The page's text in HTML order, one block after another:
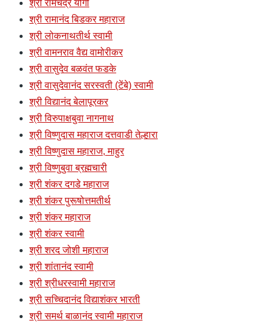
श्री रामचंद्र योगी
श्री रामानंद बिडकर महाराज
श्री लोकनाथतीर्थ स्वामी
श्री वामनराव वैद्य वामोरीकर
श्री वासुदेव बळवंत फडके
श्री वासुदेवानंद सरस्वती (टेंबे) स्वामी
श्री विद्यानंद बेलापूरकर
श्री विरुपाक्षबुवा नागनाथ
श्री विष्णुदास महाराज दत्तवाडी तेल्हारा
श्री विष्णुदास महाराज, माहुर
श्री विष्णुबुवा ब्रह्मचारी
श्री शंकर दगडे महाराज
श्री शंकर पुरूषोत्तमतीर्थ
श्री शंकर महाराज
श्री शंकर स्वामी
श्री शरद जोशी महाराज
श्री शांतानंद स्वामी
श्री श्रीधरस्वामी महाराज
श्री सच्चिदानंद विद्याशंकर भारती
श्री समर्थ बाळानंद स्वामी महाराज